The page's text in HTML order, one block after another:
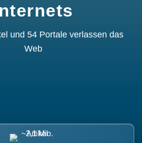
und 54 Portale verlassen das
Web